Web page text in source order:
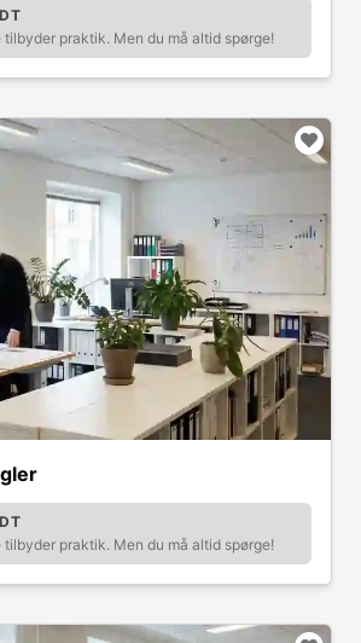
praktik. Men du må altid spørge!
praktik. Men du må altid spørge!